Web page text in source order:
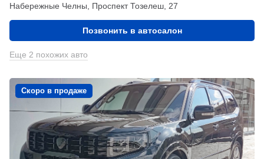
Набережные Челны, Проспект Тозелеш, 27
Позвонить в автосалон
Еще 2 похожих авто
Скоро в продаже